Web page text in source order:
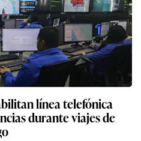
línea telefónica
durante viajes de